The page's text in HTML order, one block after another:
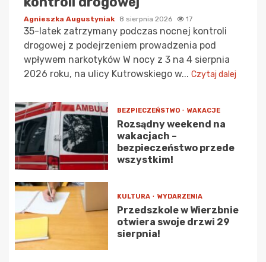
Agnieszka Augustyniak 8 sierpnia 2026 17
35-latek zatrzymany podczas nocnej kontroli
drogowej z podejrzeniem prowadzenia pod
wpływem narkotyków W nocy z 3 na 4 sierpnia
2026 roku, na ulicy Kutrowskiego w... Czytaj dalej
BEZPIECZEŃSTWO WAKACJE
Rozsądny weekend na
wakacjach –
bezpieczeństwo przede
wszystkim!
KULTURA WYDARZENIA
Przedszkole w Wierzbnie
otwiera swoje drzwi 29
sierpnia!